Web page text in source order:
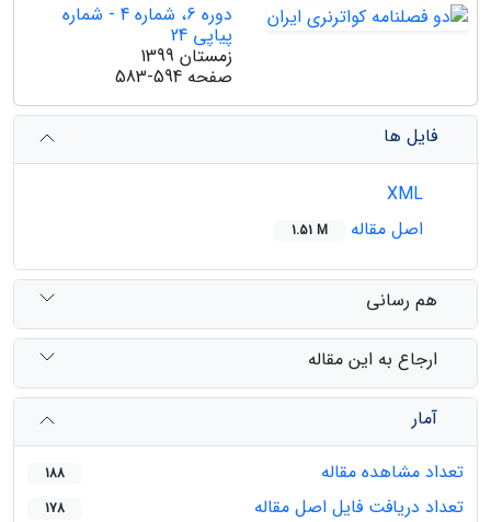
دوره 6، شماره 4 - شماره
پیاپی 24
زمستان 1399
صفحه 583-594
فایل ها
اصل مقاله
1.51 M
هم رسانی
ارجاع به این مقاله
آمار
تعداد مشاهده مقاله
188
تعداد دریافت فایل اصل مقاله 178